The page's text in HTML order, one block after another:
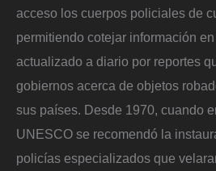
acceso los cuerpos policiales de
permitiendo cotejar información
actualizado a diario por reportes
gobiernos acerca de objetos
sus países. Desde 1970, cuando
UNESCO se recomendó la
policías especializados que